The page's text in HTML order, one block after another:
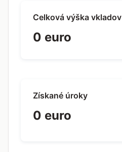
Celková výška vkladov
0 euro
Získané úroky
0 euro